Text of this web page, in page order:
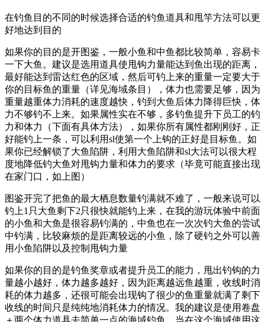
在钓鱼目的不同的时候选择合适的钓鱼道具和甩竿方法可以更
好地达到目的
如果你的目的是开图鉴，一般小鱼和中鱼都比较简单，容易卡
一下大鱼。建议是选用道具使甩钩力量能达到鱼出现的距离，
最好能达到雷达红色的区域，然后可钓上来的重量一定要大于
你的目标鱼的重量（详见海域条目），体力也需要足够，因为
重量越重体力消耗的速度越快，钓到大鱼后体力降得巨快，体
力不够钓不上来。如果属性实在不够，多钓鱼提升下员工的钓
力和体力（下面有具体方法），如果你所有属性都刚刚好，正
好能钓上一条，可以利用sl使第一个上钩的正好是目标鱼。如
果你已经解锁了大鱼陷阱，利用大鱼陷阱和sl大法可以很大程
度地降低钓大鱼对甩钩力量和体力的要求（毕竟可能直接出现
在家门口，如上图）
图鉴开完了把鱼的最大栖息数量钓满就不难了，一般来说可以
钓上1只大鱼剩下2只很快就能钓上来，在我的游玩体验中前面
的小鱼和大鱼是很容易钓满的，中鱼也在一次次钓大鱼的尝试
中钓满，比较麻烦的是距离较远的小鱼，除了硬钓之外可以善
用小鱼陷阱以及控制甩钩力量
如果你的目的是钓鱼奖章或者提升员工的能力，甩出钓钩的力
量越小越好，体力越多越好，因为距离越远鱼越重，收线时消
耗的体力越多，还很可能会出现钩了很少的鱼重量就满了剩下
收线的时间只是纯纯地消耗体力的情况。我的建议是使用卷盘